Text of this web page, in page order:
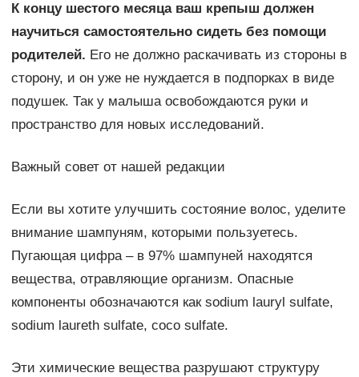
К концу шестого месяца ваш крепыш должен
научиться самостоятельно сидеть без помощи
родителей. Его не должно раскачивать из стороны в
сторону, и он уже не нуждается в подпорках в виде
подушек. Так у малыша освобождаются руки и
пространство для новых исследований.
Важный совет от нашей редакции
Если вы хотите улучшить состояние волос, уделите
внимание шампуням, которыми пользуетесь.
Пугающая цифра – в 97% шампуней находятся
вещества, отравляющие организм. Опасные
компоненты обозначаются как sodium lauryl sulfate,
sodium laureth sulfate, coco sulfate.
Эти химические вещества разрушают структуру